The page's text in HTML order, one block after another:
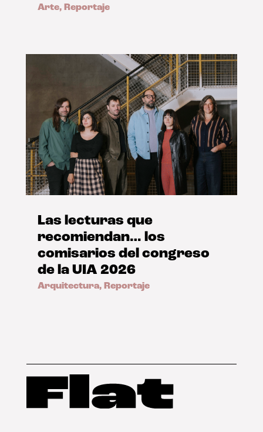
Arte, Reportaje
Las lecturas que
recomiendan… los
comisarios del congreso
de la UIA 2026
Arquitectura, Reportaje